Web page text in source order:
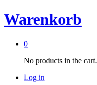
Warenkorb
0
No products in the cart.
Log in